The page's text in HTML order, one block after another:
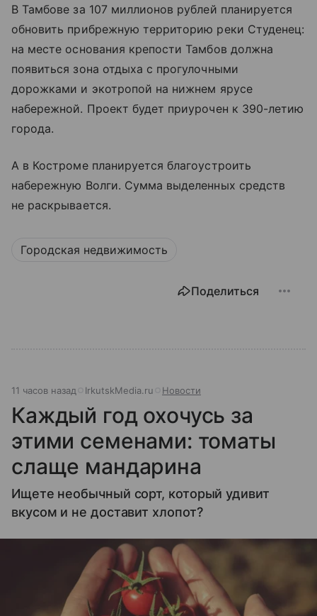
В Тамбове за 107 миллионов рублей планируется
обновить прибрежную территорию реки Студенец:
на месте основания крепости Тамбов должна
появиться зона отдыха с прогулочными
дорожками и экотропой на нижнем ярусе
набережной. Проект будет приурочен к 390-летию
города.
А в Костроме планируется благоустроить
набережную Волги. Сумма выделенных средств
не раскрывается.
Городская недвижимость
Поделиться
11 часов назад IrkutskMedia.ru Новости
Каждый год охочусь за
этими семенами: томаты
слаще мандарина
Ищете необычный сорт, который удивит
вкусом и не доставит хлопот?